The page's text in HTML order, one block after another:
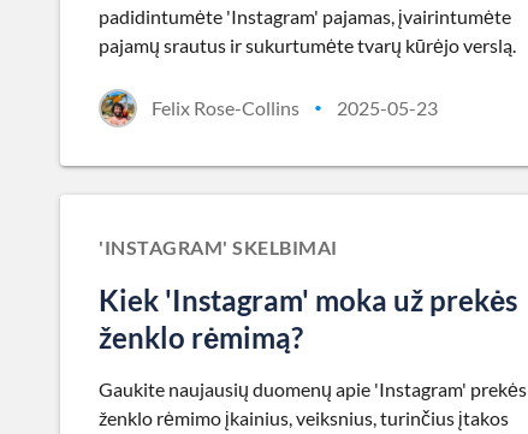
padidintumėte 'Instagram' pajamas, įvairintumėte
pajamų srautus ir sukurtumėte tvarų kūrėjo verslą.
Felix Rose-Collins • 2025-05-23
'INSTAGRAM' SKELBIMAI
Kiek 'Instagram' moka už prekės
ženklo rėmimą?
Gaukite naujausių duomenų apie 'Instagram' prekės
ženklo rėmimo įkainius, veiksnius, turinčius įtakos